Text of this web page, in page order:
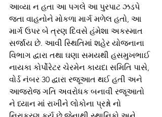
આવ્યા ન હતા આ પગલે આ પુરપાટ ઝડપે
જતા વાહનોને મોકળા માર્ગ મળેલ હતો, આ
માર્ગ ઉપર બે ત્રણ દિવસે હંમેશા અકસ્માત
સર્જાય છે. આવી સ્થિતિમાં શહેર યોજનાના
વિભાગ દ્વારા તથા ઘણા સમયથી હસમુખભાઈ
નાયકા કોર્પોરેટર ચેરમેન કાયદા સમિતિ પાસે,
વોર્ડ નંબર 30 દ્વારા રજૂઆત થઈ હતી અને
આજરોજ ગતિ અવરોધક બનાવી રજૂઆતો
ને ધ્યાન માં રાખીને લોકોના પ્રશ્નો નો